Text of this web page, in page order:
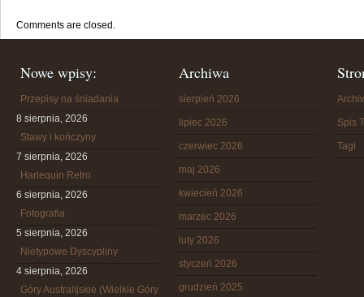
Comments are closed.
Nowe wpisy:
Przepisy na śniadania
8 sierpnia, 2026
Stawy i kończyny
7 sierpnia, 2026
Harlequin Retro
6 sierpnia, 2026
Fotografia
5 sierpnia, 2026
Nietypowe Dyscypliny
4 sierpnia, 2026
Góry Australijskie (Wielkie Góry
Archiwa
sierpień 2026
lipiec 2026
czerwiec 2026
maj 2026
kwiecień 2026
marzec 2026
luty 2026
styczeń 2026
grudzień 2025
Spis
Tagi